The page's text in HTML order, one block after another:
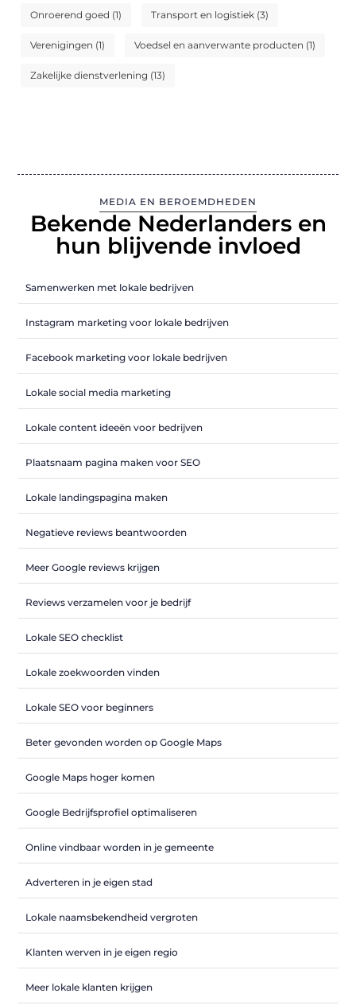
Onroerend goed (1) Transport en logistiek (3)
Verenigingen (1) Voedsel en aanverwante producten (1)
Zakelijke dienstverlening (13)
MEDIA EN BEROEMDHEDEN
Bekende Nederlanders en
hun blijvende invloed
Samenwerken met lokale bedrijven
Instagram marketing voor lokale bedrijven
Facebook marketing voor lokale bedrijven
Lokale social media marketing
Lokale content ideeën voor bedrijven
Plaatsnaam pagina maken voor SEO
Lokale landingspagina maken
Negatieve reviews beantwoorden
Meer Google reviews krijgen
Reviews verzamelen voor je bedrijf
Lokale SEO checklist
Lokale zoekwoorden vinden
Lokale SEO voor beginners
Beter gevonden worden op Google Maps
Google Maps hoger komen
Google Bedrijfsprofiel optimaliseren
Online vindbaar worden in je gemeente
Adverteren in je eigen stad
Lokale naamsbekendheid vergroten
Klanten werven in je eigen regio
Meer lokale klanten krijgen